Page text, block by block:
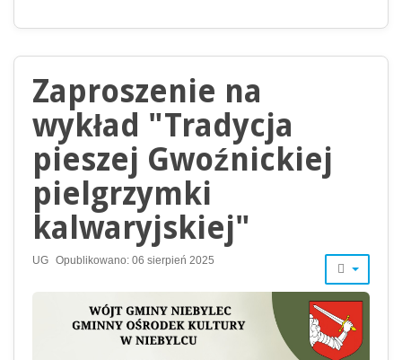
Zaproszenie na
wykład "Tradycja
pieszej Gwoźnickiej
pielgrzymki
kalwaryjskiej"
UG Opublikowano: 06 sierpień 2025